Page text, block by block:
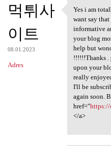
먹튀사
이트
08.01.2023
Adres
Yes i am
Yes i am
want say
informative
your blog
help but
!!!!!!Thanks .
upon your
really
I'll be
again soon.
href="https://
</a>